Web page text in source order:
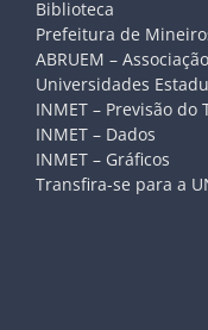
Biblioteca
Prefeitura de
ABRUEM –
Universidades
INMET – Previsão do
INMET – Dados
INMET – Gráficos
Transfira-se para a